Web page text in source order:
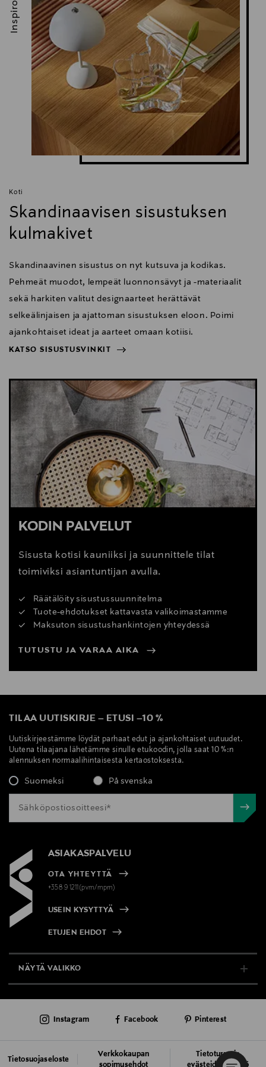
Koti
Skandinaavisen sisustuksen
kulmakivet
Skandinaavinen sisustus on nyt kutsuva ja kodikas.
Pehmeät muodot, lempeät luonnonsävyt ja -materiaalit
sekä harkiten valitut designaarteet herättävät
selkeälinjaisen ja ajattoman sisustuksen eloon. Poimi
ajankohtaiset ideat ja aarteet omaan kotiisi.
KATSO SISUSTUSVINKIT
KATSO SISUSTUSVINKIT
KODIN PALVELUT
Sisusta kotisi kauniiksi ja suunnittele tilat
toimiviksi asiantuntijan avulla.
Räätälöity sisustussuunnitelma
Tuote-ehdotukset kattavasta valikoimastamme
Maksuton sisustushankintojen yhteydessä
TUTUSTU JA VARAA AIKA
TILAA UUTISKIRJE – ETUSI –10 %
Uutiskirjeestämme löydät parhaat edut ja ajankohtaiset uutuudet.
Uutena tilaajana lähetämme sinulle etukoodin, jolla saat 10 %:n
alennuksen normaalihintaisesta kertaostoksesta.
Suomeksi På svenska
ASIAKASPALVELU
OTA YHTEYTTÄ
+358 9 1211(pvm/mpm)
USEIN KYSYTTYÄ
ETUJEN EHDOT
NÄYTÄ VALIKKO
AJANKOHTAISTA
Tietosuojaseloste
Verkkokaupan
sopimusehdot
Tietoturva ja
evästeiden käyttö
Instagram Facebook Pinterest